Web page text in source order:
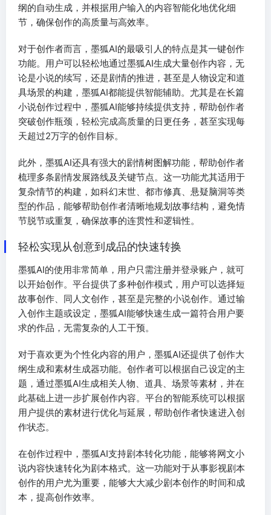
纲的自动生成，并根据用户输入的内容智能化地优化细
节，确保创作的高质量与高效率。
对于创作者而言，墨狐AI的最吸引人的特点是其一键创作
功能。用户可以轻松地通过墨狐AI生成大量创作内容，无
论是小说的续写，还是剧情的推进，甚至是人物设定和道
具场景的构建，墨狐AI都能提供智能辅助。尤其是在长篇
小说创作过程中，墨狐AI能够持续提供支持，帮助创作者
突破创作瓶颈，轻松完成高质量的日更任务，甚至实现每
天超过2万字的创作目标。
此外，墨狐AI还具有强大的剧情树图解功能，帮助创作者
梳理多条剧情发展路线及关键节点。这一功能尤其适用于
复杂情节的构建，如科幻末世、都市修真、悬疑脑洞等类
型的作品，能够帮助创作者清晰地规划故事结构，避免情
节脱节或重复，确保故事的连贯性和逻辑性。
轻松实现从创意到成品的快速转换
墨狐AI的使用非常简单，用户只需注册并登录账户，就可
以开始创作。平台提供了多种创作模式，用户可以选择短
故事创作、同人文创作，甚至是完整的小说创作。通过输
入创作主题或设定，墨狐AI能够快速生成一篇符合用户要
求的作品，无需复杂的人工干预。
对于喜欢更为个性化内容的用户，墨狐AI还提供了创作大
纲生成和素材生成器功能。创作者可以根据自己设定的主
题，通过墨狐AI生成相关人物、道具、场景等素材，并在
此基础上进一步扩展创作内容。平台的智能系统可以根据
用户提供的素材进行优化与延展，帮助创作者快速进入创
作状态。
在创作过程中，墨狐AI支持剧本转化功能，能够将网文小
说内容快速转化为剧本格式。这一功能对于从事影视剧本
创作的用户尤为重要，能够大大减少剧本创作的时间和成
本，提高创作效率。